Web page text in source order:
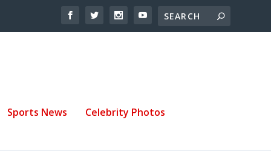
Sports News Celebrity Photos